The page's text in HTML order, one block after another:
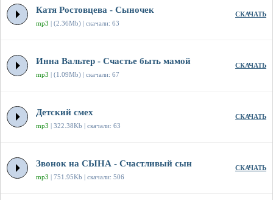
Катя Ростовцева - Сыночек
mp3 | (2.36Mb) | скачали: 63
СКАЧАТЬ
Инна Вальтер - Счастье быть мамой
mp3 | (1.09Mb) | скачали: 67
СКАЧАТЬ
Детский смех
mp3 | 322.38Kb | скачали: 63
СКАЧАТЬ
Звонок на СЫНА - Счастливый сын
mp3 | 751.95Kb | скачали: 506
СКАЧАТЬ